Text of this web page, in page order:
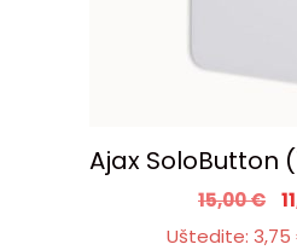
Ajax SoloButton
15,00€
Uštedite: 3,75